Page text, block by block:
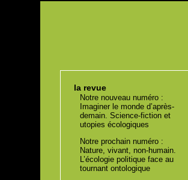
la revue
Notre nouveau numéro :
Imaginer le monde d’après-
demain. Science-fiction et
utopies écologiques
Notre prochain numéro :
Nature, vivant, non-humain.
L’écologie politique face au
tournant ontologique